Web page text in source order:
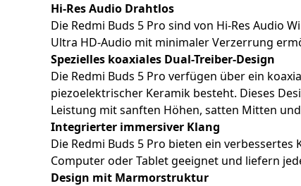
Hi-Res Audio Drahtlos
Die Redmi Buds 5 Pro sind von Hi-Res Audio
Ultra HD-Audio mit minimaler Verzerrung
Spezielles koaxiales Dual-Treiber-Design
Die Redmi Buds 5 Pro verfügen über ein
piezoelektrischer Keramik besteht. Dieses
Leistung mit sanften Höhen, satten Mitten
Integrierter immersiver Klang
Die Redmi Buds 5 Pro bieten ein
Computer oder Tablet geeignet und liefern
Design mit Marmorstruktur